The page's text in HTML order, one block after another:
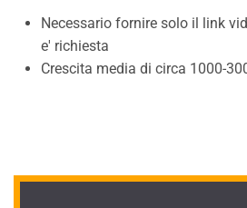
Necessario fornire solo il link
e' richiesta
Crescita media di circa 1000-